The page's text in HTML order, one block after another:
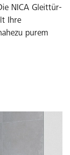
NICA Gleittür-
Ihre
purem